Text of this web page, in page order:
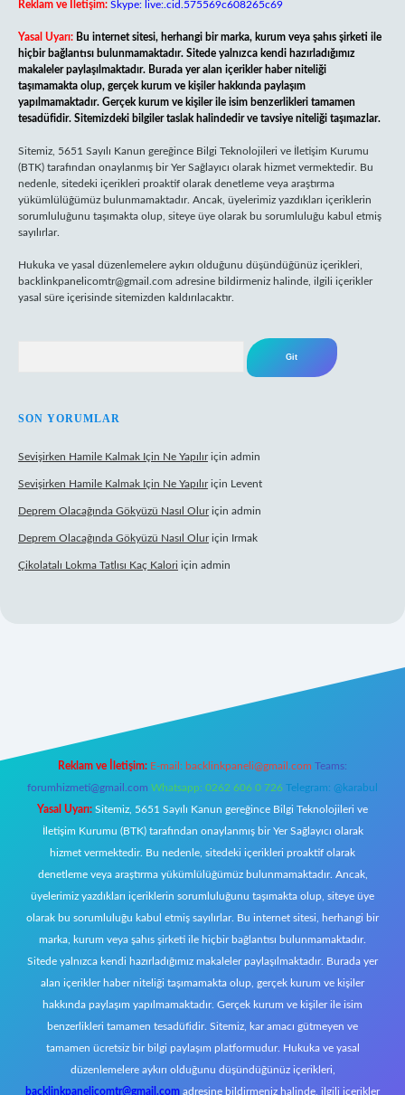
Reklam ve İletişim: Skype: live:.cid.575569c608265c69
Yasal Uyarı: Bu internet sitesi, herhangi bir marka, kurum veya şahıs şirketi ile
hiçbir bağlantısı bulunmamaktadır. Sitede yalnızca kendi hazırladığımız
makaleler paylaşılmaktadır. Burada yer alan içerikler haber niteliği
taşımamakta olup, gerçek kurum ve kişiler hakkında paylaşım
yapılmamaktadır. Gerçek kurum ve kişiler ile isim benzerlikleri tamamen
tesadüfidir. Sitemizdeki bilgiler taslak halindedir ve tavsiye niteliği taşımazlar.
Sitemiz, 5651 Sayılı Kanun gereğince Bilgi Teknolojileri ve İletişim Kurumu
(BTK) tarafından onaylanmış bir Yer Sağlayıcı olarak hizmet vermektedir. Bu
nedenle, sitedeki içerikleri proaktif olarak denetleme veya araştırma
yükümlülüğümüz bulunmamaktadır. Ancak, üyelerimiz yazdıkları içeriklerin
sorumluluğunu taşımakta olup, siteye üye olarak bu sorumluluğu kabul etmiş
sayılırlar.
Hukuka ve yasal düzenlemelere aykırı olduğunu düşündüğünüz içerikleri,
backlinkpanelicomtr@gmail.com adresine bildirmeniz halinde, ilgili içerikler
yasal süre içerisinde sitemizden kaldırılacaktır.
SON YORUMLAR
Sevişirken Hamile Kalmak Için Ne Yapılıriçin admin
Sevişirken Hamile Kalmak Için Ne Yapılıriçin Levent
Deprem Olacağında Gökyüzü Nasıl Oluriçin admin
Deprem Olacağında Gökyüzü Nasıl Oluriçin Irmak
Çikolatalı Lokma Tatlısı Kaç Kalori için admin
Reklam ve İletişim: E-mail: backlinkpaneli@gmail.com Teams:
forumhizmeti@gmail.com Whatsapp: 0262 606 0 726 Telegram: @karabul
Yasal Uyarı: Sitemiz, 5651 Sayılı Kanun gereğince Bilgi Teknolojileri ve
İletişim Kurumu (BTK) tarafından onaylanmış bir Yer Sağlayıcı olarak
hizmet vermektedir. Bu nedenle, sitedeki içerikleri proaktif olarak
denetleme veya araştırma yükümlülüğümüz bulunmamaktadır. Ancak,
üyelerimiz yazdıkları içeriklerin sorumluluğunu taşımakta olup, siteye üye
olarak bu sorumluluğu kabul etmiş sayılırlar. Bu internet sitesi, herhangi bir
marka, kurum veya şahıs şirketi ile hiçbir bağlantısı bulunmamaktadır.
Sitede yalnızca kendi hazırladığımız makaleler paylaşılmaktadır. Burada yer
alan içerikler haber niteliği taşımamakta olup, gerçek kurum ve kişiler
hakkında paylaşım yapılmamaktadır. Gerçek kurum ve kişiler ile isim
benzerlikleri tamamen tesadüfidir. Sitemiz, kar amacı gütmeyen ve
tamamen ücretsiz bir bilgi paylaşım platformudur. Hukuka ve yasal
düzenlemelere aykırı olduğunu düşündüğünüz içerikleri,
backlinkpanelicomtr@gmail.com adresine bildirmeniz halinde, ilgili içerikler